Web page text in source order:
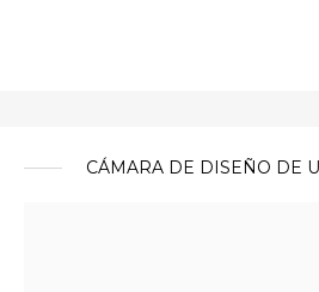
CÁMARA DE DISEÑO DE